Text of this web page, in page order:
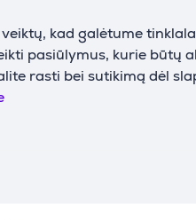
kad galėtume
pasiūlymus, kurie būtų
rasti bei sutikimą dėl